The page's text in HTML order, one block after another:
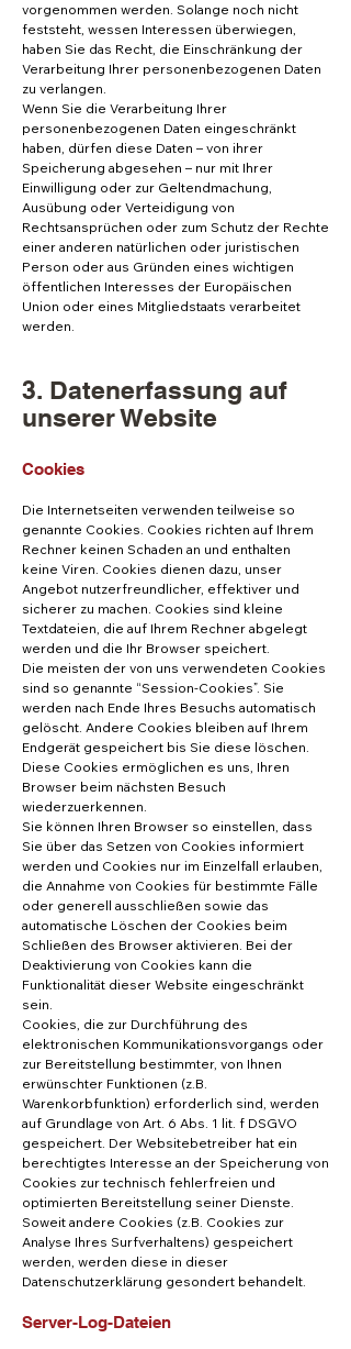
vorgenommen werden. Solange noch nicht
feststeht, wessen Interessen überwiegen,
haben Sie das Recht, die Einschränkung der
Verarbeitung Ihrer personenbezogenen Daten
zu verlangen.
Wenn Sie die Verarbeitung Ihrer
personenbezogenen Daten eingeschränkt
haben, dürfen diese Daten – von ihrer
Speicherung abgesehen – nur mit Ihrer
Einwilligung oder zur Geltendmachung,
Ausübung oder Verteidigung von
Rechtsansprüchen oder zum Schutz der Rechte
einer anderen natürlichen oder juristischen
Person oder aus Gründen eines wichtigen
öffentlichen Interesses der Europäischen
Union oder eines Mitgliedstaats verarbeitet
werden.
3. Datenerfassung auf
unserer Website
Cookies
Die Internetseiten verwenden teilweise so
genannte Cookies. Cookies richten auf Ihrem
Rechner keinen Schaden an und enthalten
keine Viren. Cookies dienen dazu, unser
Angebot nutzerfreundlicher, effektiver und
sicherer zu machen. Cookies sind kleine
Textdateien, die auf Ihrem Rechner abgelegt
werden und die Ihr Browser speichert.
Die meisten der von uns verwendeten Cookies
sind so genannte “Session-Cookies”. Sie
werden nach Ende Ihres Besuchs automatisch
gelöscht. Andere Cookies bleiben auf Ihrem
Endgerät gespeichert bis Sie diese löschen.
Diese Cookies ermöglichen es uns, Ihren
Browser beim nächsten Besuch
wiederzuerkennen.
Sie können Ihren Browser so einstellen, dass
Sie über das Setzen von Cookies informiert
werden und Cookies nur im Einzelfall erlauben,
die Annahme von Cookies für bestimmte Fälle
oder generell ausschließen sowie das
automatische Löschen der Cookies beim
Schließen des Browser aktivieren. Bei der
Deaktivierung von Cookies kann die
Funktionalität dieser Website eingeschränkt
sein.
Cookies, die zur Durchführung des
elektronischen Kommunikationsvorgangs oder
zur Bereitstellung bestimmter, von Ihnen
erwünschter Funktionen (z.B.
Warenkorbfunktion) erforderlich sind, werden
auf Grundlage von Art. 6 Abs. 1 lit. f DSGVO
gespeichert. Der Websitebetreiber hat ein
berechtigtes Interesse an der Speicherung von
Cookies zur technisch fehlerfreien und
optimierten Bereitstellung seiner Dienste.
Soweit andere Cookies (z.B. Cookies zur
Analyse Ihres Surfverhaltens) gespeichert
werden, werden diese in dieser
Datenschutzerklärung gesondert behandelt.
Server-Log-Dateien